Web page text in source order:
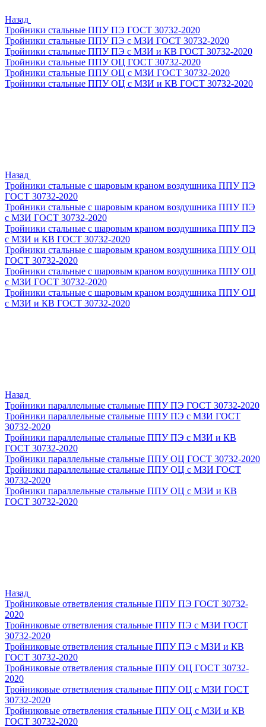
Назад
Тройники стальные ППУ ПЭ ГОСТ 30732-2020
Тройники стальные ППУ ПЭ с МЗИ ГОСТ 30732-2020
Тройники стальные ППУ ПЭ с МЗИ и КВ ГОСТ 30732-2020
Тройники стальные ППУ ОЦ ГОСТ 30732-2020
Тройники стальные ППУ ОЦ с МЗИ ГОСТ 30732-2020
Тройники стальные ППУ ОЦ с МЗИ и КВ ГОСТ 30732-2020
Назад
Тройники стальные с шаровым краном воздушника ППУ ПЭ
ГОСТ 30732-2020
Тройники стальные с шаровым краном воздушника ППУ ПЭ
с МЗИ ГОСТ 30732-2020
Тройники стальные с шаровым краном воздушника ППУ ПЭ
с МЗИ и КВ ГОСТ 30732-2020
Тройники стальные с шаровым краном воздушника ППУ ОЦ
ГОСТ 30732-2020
Тройники стальные с шаровым краном воздушника ППУ ОЦ
с МЗИ ГОСТ 30732-2020
Тройники стальные с шаровым краном воздушника ППУ ОЦ
с МЗИ и КВ ГОСТ 30732-2020
Назад
Тройники параллельные стальные ППУ ПЭ ГОСТ 30732-2020
Тройники параллельные стальные ППУ ПЭ с МЗИ ГОСТ
30732-2020
Тройники параллельные стальные ППУ ПЭ с МЗИ и КВ
ГОСТ 30732-2020
Тройники параллельные стальные ППУ ОЦ ГОСТ 30732-2020
Тройники параллельные стальные ППУ ОЦ с МЗИ ГОСТ
30732-2020
Тройники параллельные стальные ППУ ОЦ с МЗИ и КВ
ГОСТ 30732-2020
Назад
Тройниковые ответвления стальные ППУ ПЭ ГОСТ 30732-
2020
Тройниковые ответвления стальные ППУ ПЭ с МЗИ ГОСТ
30732-2020
Тройниковые ответвления стальные ППУ ПЭ с МЗИ и КВ
ГОСТ 30732-2020
Тройниковые ответвления стальные ППУ ОЦ ГОСТ 30732-
2020
Тройниковые ответвления стальные ППУ ОЦ с МЗИ ГОСТ
30732-2020
Тройниковые ответвления стальные ППУ ОЦ с МЗИ и КВ
ГОСТ 30732-2020